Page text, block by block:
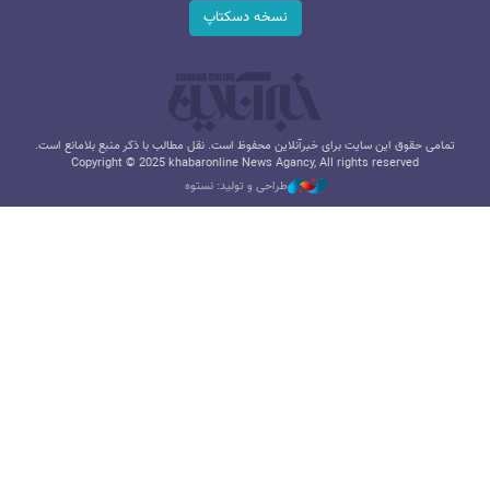
نسخه دسکتاپ
تمامی حقوق این سایت برای خبرآنلاین محفوظ است. نقل مطالب با ذکر منبع بلامانع است.
Copyright © 2025 khabaronline News Agancy, All rights reserved
طراحی و تولید: نستوه